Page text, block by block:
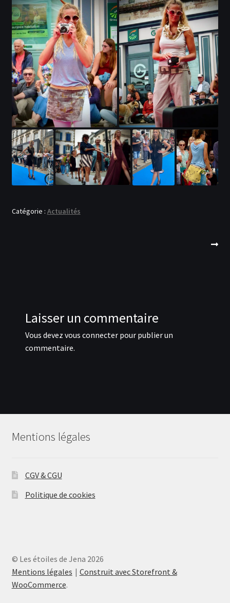
Catégorie : Actualités
Article
Laisser un commentaire
Vous devez vous connecterpour publier un
commentaire.
Mentions légales
CGV & CGU
Politique de cookies
© Les étoiles de Jena 2026
Mentions légales
Construit avec Storefront &
WooCommerce.